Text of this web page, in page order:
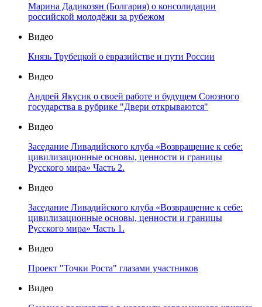
Марина Дадикозян (Болгария) о консолидации
российской молодёжи за рубежом
Видео
Князь Трубецкой о евразийстве и пути России
Видео
Андрей Якусик о своей работе и будущем Союзного
государства в рубрике "Двери открываются"
Видео
Заседание Ливадийского клуба «Возвращение к себе:
цивилизационные основы, ценности и границы
Русского мира» Часть 2.
Видео
Заседание Ливадийского клуба «Возвращение к себе:
цивилизационные основы, ценности и границы
Русского мира» Часть 1.
Видео
Проект "Точки Роста" глазами участников
Видео